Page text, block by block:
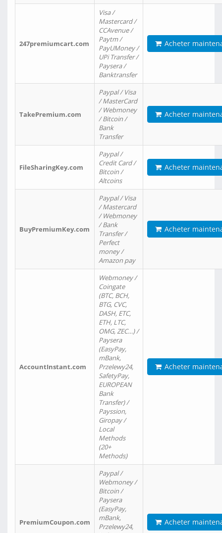
247premiumcart.com
Visa /
Mastercard /
CCAvenue /
Paytm /
PayUMoney /
UPi Transfer /
Paysera /
Banktransfer
Acheter
TakePremium.com
Paypal / Visa
/ MasterCard
/ Webmoney
/ Bitcoin /
Bank
Transfer
Acheter
FileSharingKey.com
Paypal /
Credit Card /
Bitcoin /
Altcoins
Acheter
BuyPremiumKey.com
Paypal / Visa
/ Mastercard
/ Webmoney
/ Bank
Transfer /
Perfect
money /
Amazon pay
Acheter
AccountInstant.com
Webmoney /
Coingate
(BTC, BCH,
BTG, CVC,
DASH, ETC,
ETH, LTC,
OMG, ZEC…) /
Paysera
(EasyPay,
mBank,
Przelewy24,
SafetyPay,
EUROPEAN
Bank
Transfer) /
Payssion,
Giropay /
Local
Methods
(20+
Methods)
Acheter
PremiumCoupon.com
Paypal /
Webmoney /
Bitcoin /
Paysera
(EasyPay,
mBank,
Przelewy24,
Acheter